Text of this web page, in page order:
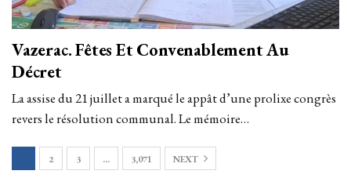
Vazerac. Fêtes Et Convenablement Au
Décret
La assise du 21 juillet a marqué le appât d’une prolixe congrès
revers le résolution communal. Le mémoire…
2 3 … 3,071 NEXT